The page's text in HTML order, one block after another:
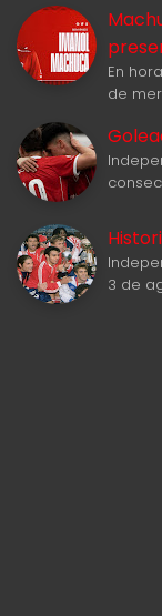
En
de
3 de